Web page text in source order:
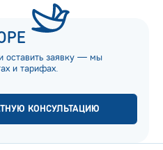
оставить заявку — мы
и тарифах.
КОНСУЛЬТАЦИЮ